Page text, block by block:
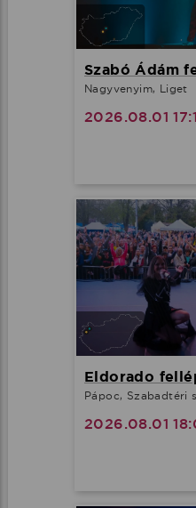
Szabó Ádám
Nagyvenyim, Liget
2026.08.01
Eldorado
Pápoc, Szabadtéri
2026.08.01